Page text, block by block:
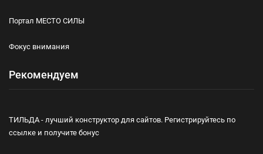
Портал МЕСТО СИЛЫ
Фокус внимания
Рекомендуем
ТИЛЬДА - лучший конструктор для сайтов. Регистрируйтесь по
ссылке и получите бонус